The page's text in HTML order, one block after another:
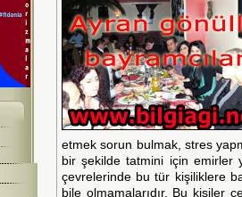
etmek sorun bulmak, stres
bir şekilde tatmini için emirler
çevrelerinde bu tür kişiliklere
bile olmamalarıdır. Bu kişiler